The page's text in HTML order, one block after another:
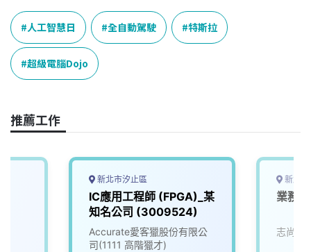
c
e
b
o
o
n
e
r
e
a
n
k
e
p
y
L
人工智慧日 全自動駕駛 特斯拉
超級電腦Dojo
推薦工作
新北市汐止區
IC應用工程師 (FPGA)_某
知名公司 (3009524)
Accurate愛客獵股份有限公
司(1111 高階獵才)
新北
業務
志尚儀